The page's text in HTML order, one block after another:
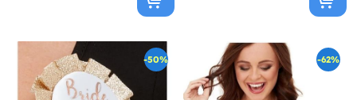
-50% -62%